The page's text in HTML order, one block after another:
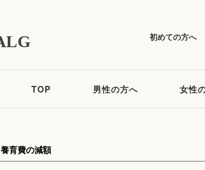
初めての方へ
TOP 男性の方へ 女性
育費の減額